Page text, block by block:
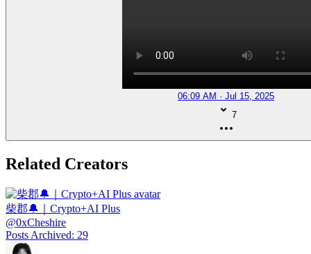
06:09 AM · Jul 15, 2025
7
Related Creators
柴郡🔔｜Crypto+AI Plus
@0xCheshire
Posts Archived: 29